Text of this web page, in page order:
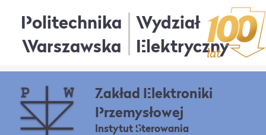
Politechnika
Warszawska
Wydział
Elektryczny
Zakład Elektroniki
Przemysłowej
Instytut Sterowania